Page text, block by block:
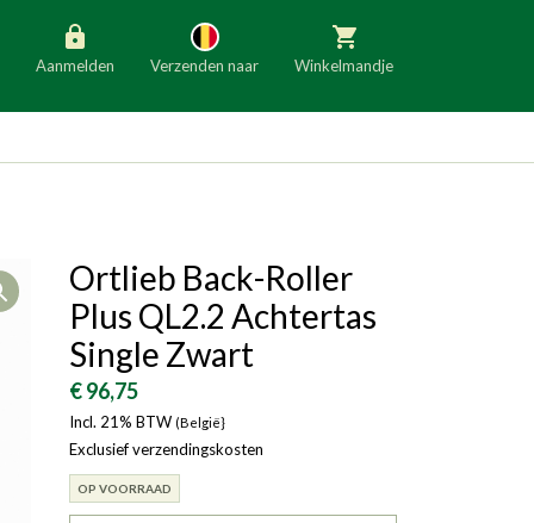
Aanmelden Verzenden naar
Slovenië Italië
Denemarken
Bulgarije
Winkelmandje
Open
Ortlieb Back-Roller
Plus QL2.2 Achtertas
Single Zwart
€ 96,75
Incl. 21% BTW (België}
Exclusief verzendingskosten
OP VOORRAAD